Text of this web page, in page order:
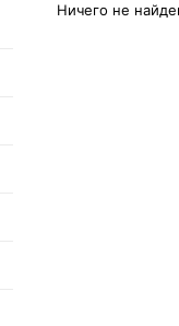
Ничего не